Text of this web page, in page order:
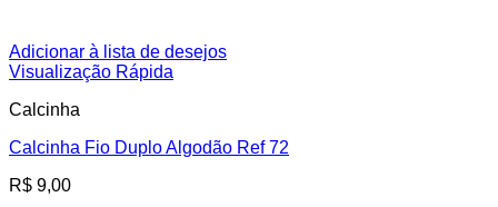
Adicionar à lista de desejos
Visualização Rápida
Calcinha
Calcinha Fio Duplo Algodão Ref 72
R$ 9,00